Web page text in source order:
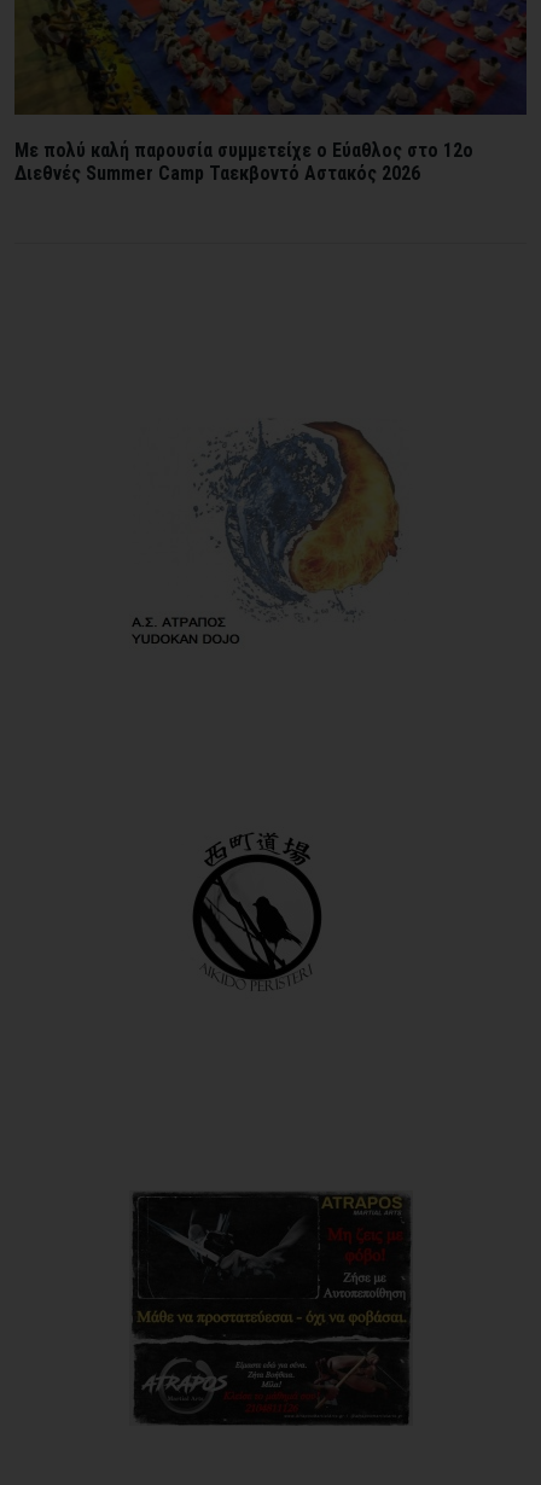
Mε πολύ καλή παρουσία συμμετείχε ο Εύαθλος στο 12ο
Διεθνές Summer Camp Ταεκβοντό Αστακός 2026